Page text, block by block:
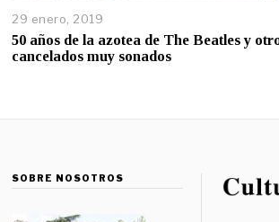
29 enero, 2019
50 años de la azotea de The Beatles y
cancelados muy sonados
SOBRE NOSOTROS